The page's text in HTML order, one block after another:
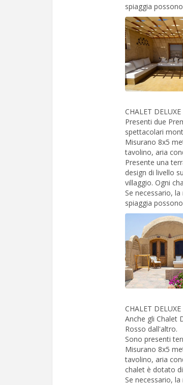
spiaggia
CHALET
Presenti due
spettacolari
Misurano 8x5
tavolino, aria
Presente una
design di livello
villaggio. Ogni
Se necessario,
spiaggia
CHALET DELUXE
Anche gli Chalet
Rosso dall'altro.
Sono presenti
Misurano 8x5
tavolino, aria
chalet è dotato
Se necessario,